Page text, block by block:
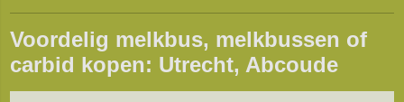
Voordelig melkbus, melkbussen of
carbid kopen: Utrecht, Abcoude